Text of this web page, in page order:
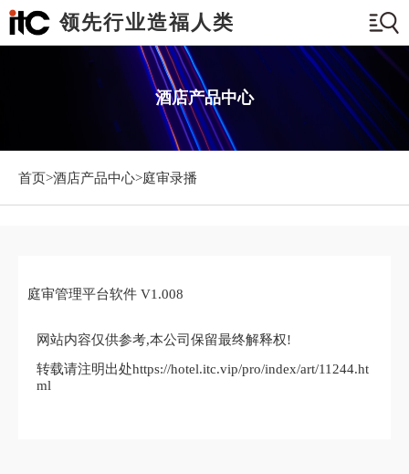
领先行业造福人类
酒店产品中心
首页>酒店产品中心>庭审录播
庭审管理平台软件 V1.008
网站内容仅供参考,本公司保留最终解释权!
转载请注明出处https://hotel.itc.vip/pro/index/art/11244.ht
ml